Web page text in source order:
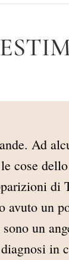
Ad
cose
avuto un
un
in